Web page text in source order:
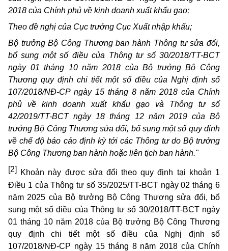
2018 của Chính phủ về kinh doanh xuất khẩu gạo;
Theo đề nghị của Cục trưởng Cục Xuất nhập khẩu;
Bộ trưởng Bộ Công Thương ban hành Thông tư sửa đổi,
bổ sung một số điều của Thông tư số 30/2018/TT-BCT
ngày 01 tháng 10 năm 2018 của Bộ trưởng Bộ Công
Thương quy định chi tiết một số điều của Nghị định số
107/2018/NĐ-CP ngày 15 tháng 8 năm 2018 của Chính
phủ về kinh doanh xuất khẩu gạo và Thông tư số
42/2019/TT-BCT ngày 18 tháng 12 năm 2019 của Bộ
trưởng Bộ Công Thương sửa đổi, bổ sung một số quy định
về chế độ báo cáo định kỳ tới các Thông tư do Bộ trưởng
Bộ Công Thương ban hành hoặc liên tịch ban hành."
[2]
Khoản này được sửa đổi theo quy định tại khoản 1
Điều 1 của Thông tư số 35/2025/TT-BCT ngày 02 tháng 6
năm 2025 của Bộ trưởng Bộ Công Thương sửa đổi, bổ
sung một số điều của Thông tư số 30/2018/TT-BCT ngày
01 tháng 10 năm 2018 của Bộ trưởng Bộ Công Thương
quy định chi tiết một số điều của Nghị định số
107/2018/NĐ-CP ngày 15 tháng 8 năm 2018 của Chính